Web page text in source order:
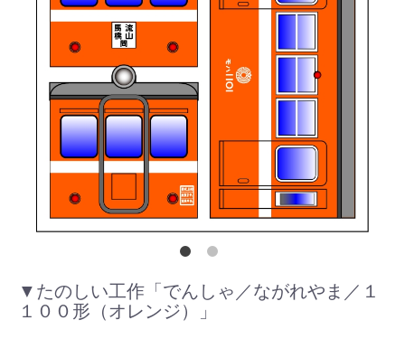
▼たのしい工作「でんしゃ／ながれやま／１
１００形（オレンジ）」